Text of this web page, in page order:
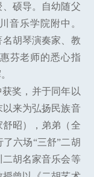
硕导。自幼随父
音乐学院附中。
胡琴演奏家、教
芬老师的悉心指
奖，并于同年以
来为弘扬民族音
昭），弟弟（全
六场“三舒”二胡
胡名家音乐会等